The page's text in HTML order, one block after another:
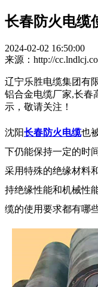
长春防火电缆
2024-02-02 16:50:00
来源：http://
辽宁乐胜电缆集团有
铝合金电缆厂家,长春
示，敬请关注！
沈阳长春防火电缆也
下仍能保持一定的时
采用特殊的绝缘材料
持绝缘性能和机械性
缆的使用要求都有哪